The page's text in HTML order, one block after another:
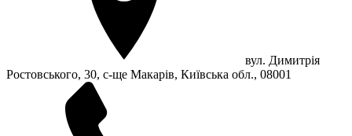
вул. Димитрія
Ростовського, 30, с-ще Макарів, Київська обл., 08001